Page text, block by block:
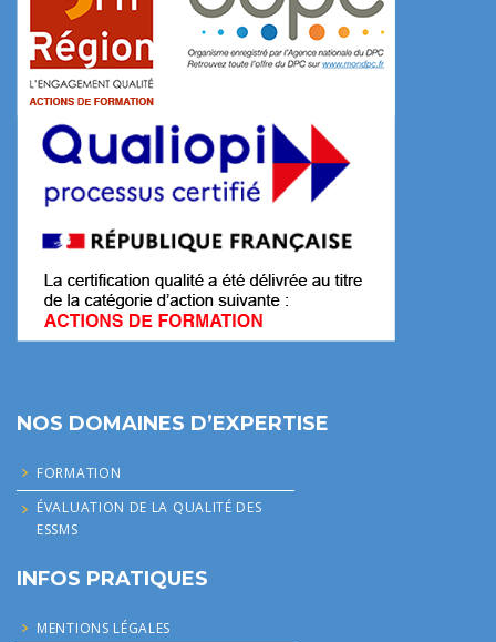
NOS DOMAINES D’EXPERTISE
FORMATION
ÉVALUATION DE LA QUALITÉ DES
ESSMS
INFOS PRATIQUES
MENTIONS LÉGALES